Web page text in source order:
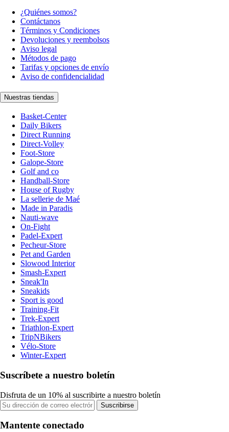
¿Quiénes somos?
Contáctanos
Términos y Condiciones
Devoluciones y reembolsos
Aviso legal
Métodos de pago
Tarifas y opciones de envío
Aviso de confidencialidad
Nuestras tiendas
Basket-Center
Daily Bikers
Direct Running
Direct-Volley
Foot-Store
Galope-Store
Golf and co
Handball-Store
House of Rugby
La sellerie de Maé
Made in Paradis
Nauti-wave
On-Fight
Padel-Expert
Pecheur-Store
Pet and Garden
Slowood Interior
Smash-Expert
Sneak'In
Sneakids
Sport is good
Training-Fit
Trek-Expert
Triathlon-Expert
TripNBikers
Vélo-Store
Winter-Expert
Suscríbete a nuestro boletín
Disfruta de un 10% al suscribirte a nuestro boletín
Suscribirse
Mantente conectado